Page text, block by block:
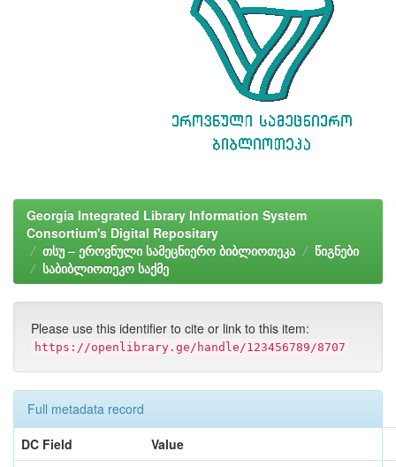
Georgia Integrated Library Information System
Consortium's Digital Repositary
თსუ – ეროვნული სამეცნიერო ბიბლიოთეკა
წიგნები
საბიბლიოთეკო საქმე
Please use this identifier to cite or link to this item:
https://openlibrary.ge/handle/123456789/8707
Full metadata record
DC Field
Value